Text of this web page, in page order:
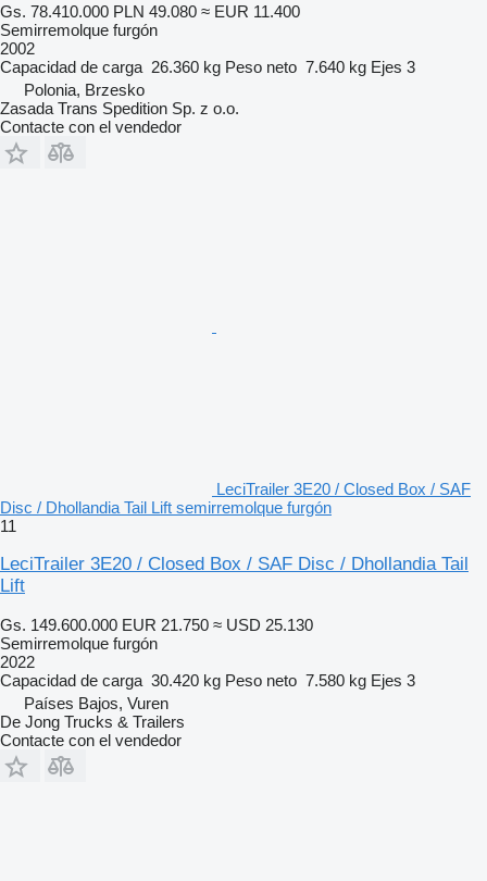
Gs. 78.410.000 PLN 49.080 ≈ EUR 11.400
Semirremolque furgón
2002
Capacidad de carga 26.360 kg Peso neto 7.640 kg Ejes 3
Polonia, Brzesko
Zasada Trans Spedition Sp. z o.o.
Contacte con el vendedor
LeciTrailer 3E20 / Closed Box / SAF
Disc / Dhollandia Tail Lift semirremolque furgón
11
LeciTrailer 3E20 / Closed Box / SAF Disc / Dhollandia Tail
Lift
Gs. 149.600.000 EUR 21.750 ≈ USD 25.130
Semirremolque furgón
2022
Capacidad de carga 30.420 kg Peso neto 7.580 kg Ejes 3
Países Bajos, Vuren
De Jong Trucks & Trailers
Contacte con el vendedor